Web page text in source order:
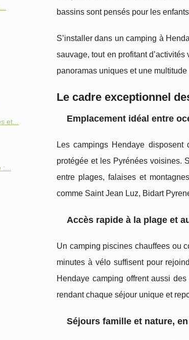
bassins sont pensés pour les
S’installer dans un camping à
sauvage, tout en profitant
panoramas uniques et une
Le cadre exceptionnel
Emplacement idéal entre
Les campings Hendaye disposent
protégée et les Pyrénées voisines.
entre plages, falaises et
comme Saint Jean Luz, Bidart
Accès rapide à la plage et
Un camping piscines chauffees ou
minutes à vélo suffisent pour
Hendaye camping offrent aussi
rendant chaque séjour unique et
Séjours famille et nature,
et...